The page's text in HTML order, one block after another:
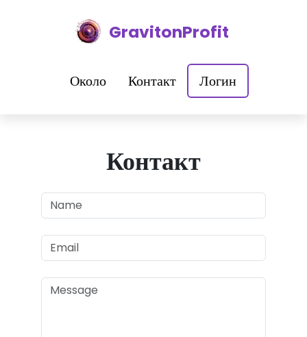
GravitonProfit
Около Контакт Логин
Контакт